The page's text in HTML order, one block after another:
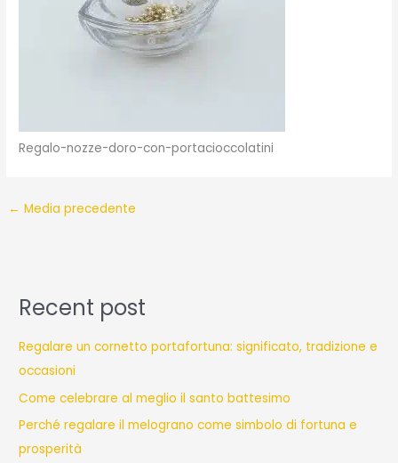
Regalo-nozze-doro-con-portacioccolatini
← Media precedente
Recent post
Regalare un cornetto portafortuna: significato, tradizione e
occasioni
Come celebrare al meglio il santo battesimo
Perché regalare il melograno come simbolo di fortuna e
prosperità